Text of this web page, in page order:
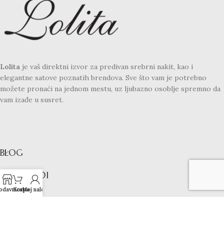
Lolita je vaš direktni izvor za predivan srebrni nakit, kao i
elegantne satove poznatih brendova. Sve što vam je potrebno
možete pronaći na jednom mestu, uz ljubazno osoblje spremno da
vam izađe u susret.
BLOG
PROIZVODI
KorpaMoj nalog